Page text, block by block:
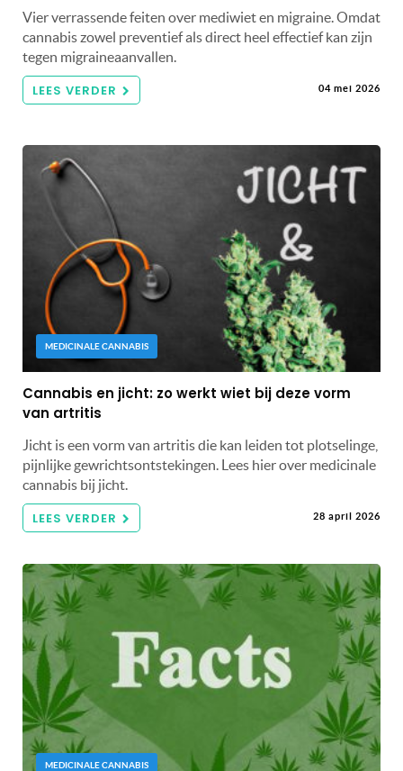
Vier verrassende feiten over mediwiet en migraine. Omdat
cannabis zowel preventief als direct heel effectief kan zijn
tegen migraineaanvallen.
LEES VERDER 04 mei 2026
MEDICINALE CANNABIS
Cannabis en jicht: zo werkt wiet bij deze vorm
van artritis
Jicht is een vorm van artritis die kan leiden tot plotselinge,
pijnlijke gewrichtsontstekingen. Lees hier over medicinale
cannabis bij jicht.
LEES VERDER 28 april 2026
MEDICINALE CANNABIS